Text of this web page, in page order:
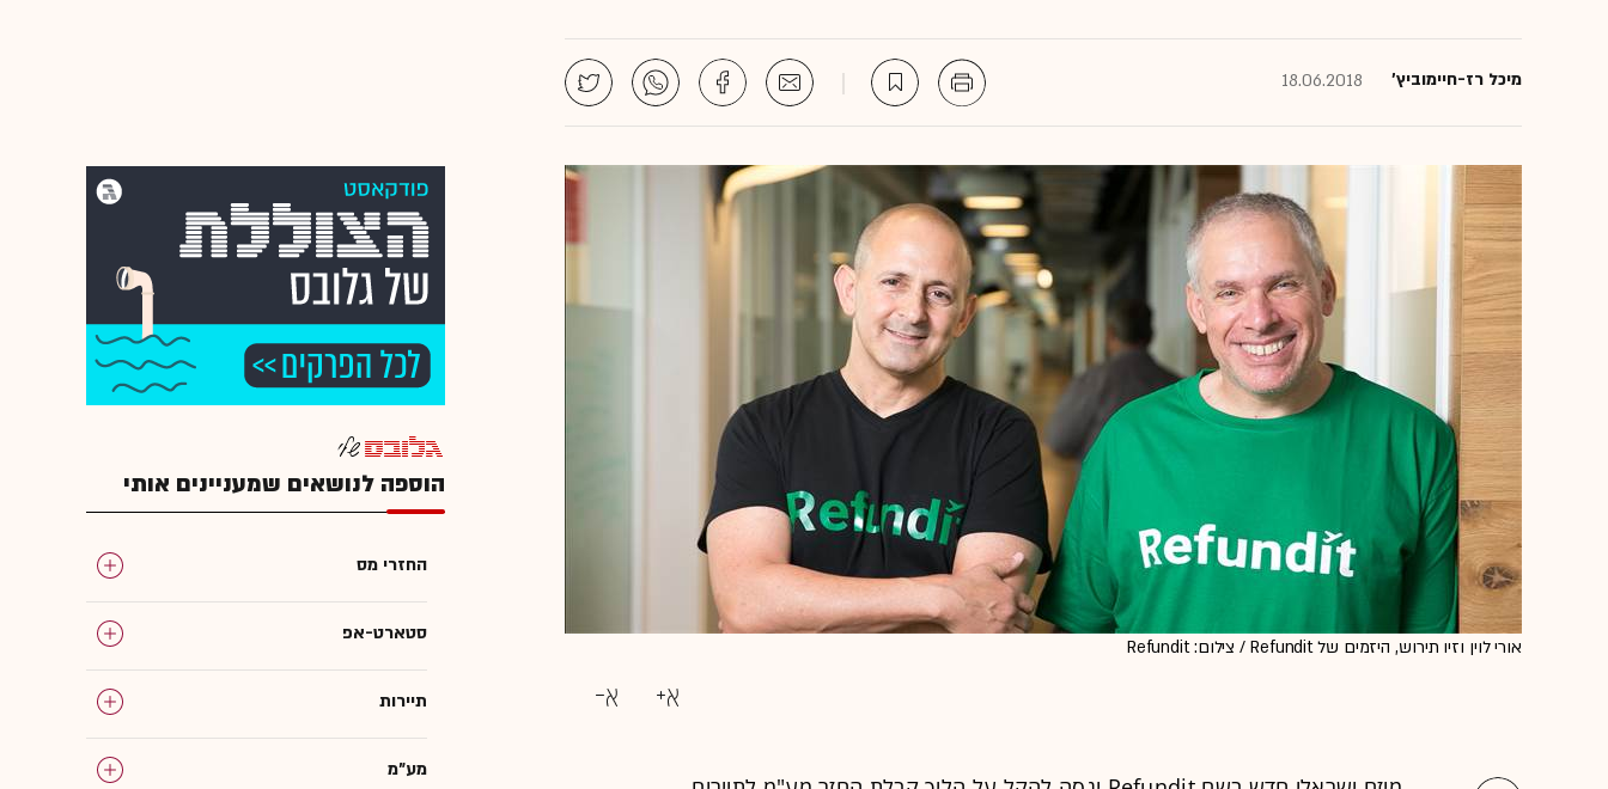
מיכל רז-חיימוביץ' 18.06.2018
אורי לוין וזיו תירוש, היזמים של Refundit / צילום: Refundit
הוספה לנושאים שמעניינים אותי
החזרי מס
סטארט-אפ
תיירות
מע"מ